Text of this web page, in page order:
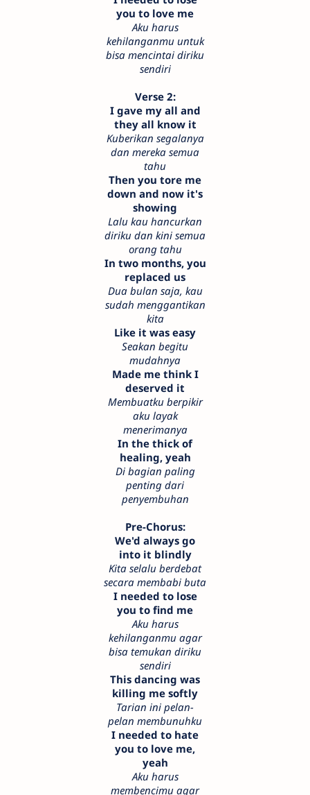
you to love me
Aku harus
kehilanganmu untuk
bisa mencintai diriku
sendiri
Verse 2:
I gave my all and
they all know it
Kuberikan segalanya
dan mereka semua
tahu
Then you tore me
down and now it's
showing
Lalu kau hancurkan
diriku dan kini semua
orang tahu
In two months, you
replaced us
Dua bulan saja, kau
sudah menggantikan
kita
Like it was easy
Seakan begitu
mudahnya
Made me think I
deserved it
Membuatku berpikir
aku layak
menerimanya
In the thick of
healing, yeah
Di bagian paling
penting dari
penyembuhan
Pre-Chorus:
We'd always go
into it blindly
Kita selalu berdebat
secara membabi buta
I needed to lose
you to find me
Aku harus
kehilanganmu agar
bisa temukan diriku
sendiri
This dancing was
killing me softly
Tarian ini pelan-
pelan membunuhku
I needed to hate
you to love me,
yeah
Aku harus
membencimu agar